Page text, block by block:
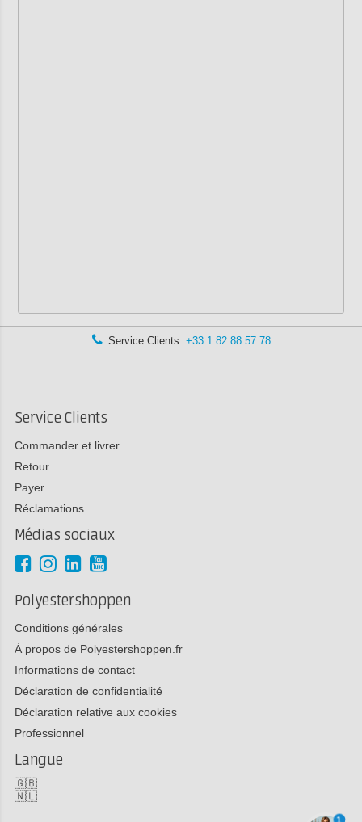
Service Clients: +33 1 82 88 57 78
Service Clients
Commander et livrer
Retour
Payer
Réclamations
Médias sociaux
Polyestershoppen
Conditions générales
À propos de Polyestershoppen.fr
Informations de contact
Déclaration de confidentialité
Déclaration relative aux cookies
Professionnel
Langue
🇬🇧
🇳🇱
1